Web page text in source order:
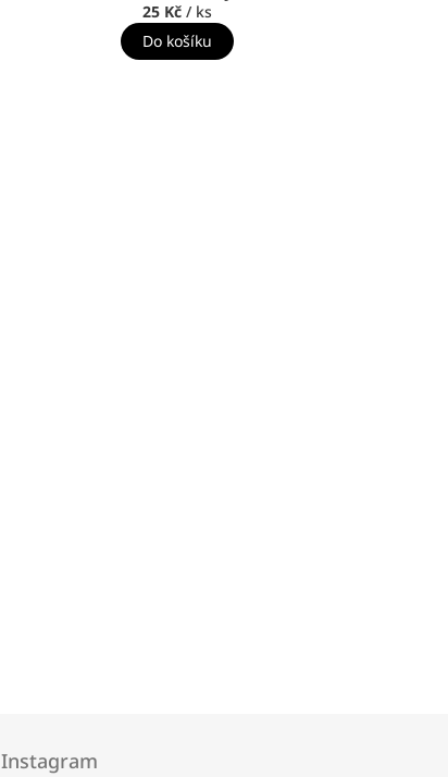
25 Kč / ks
Do košíku
Instagram